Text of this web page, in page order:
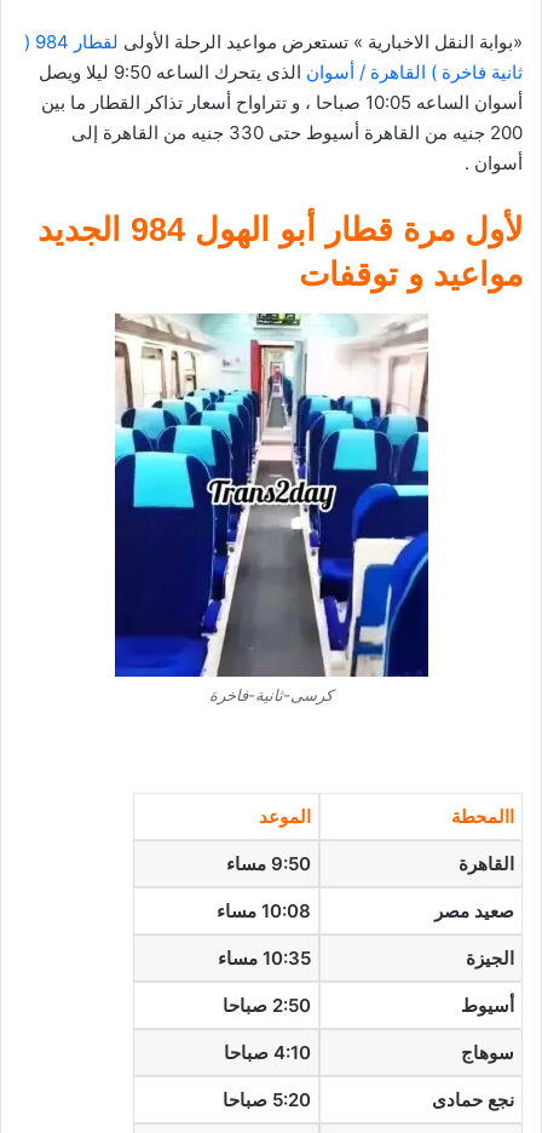
«بوابة النقل الاخبارية » تستعرض مواعيد الرحلة الأولى
لقطار 984 (
ثانية فاخرة ) القاهرة / أسوان
الذى يتحرك الساعه 9:50 ليلا ويصل
أسوان الساعه 10:05 صباحا ، و تتراواح أسعار تذاكر القطار ما بين
200 جنيه من القاهرة أسيوط حتى 330 جنيه من القاهرة إلى
أسوان .
لأول مرة قطار أبو الهول 984 الجديد
مواعيد و توقفات
كرسى-ثانية-فاخرة
االمحطة الموعد
القاهرة 9:50 مساء
صعيد مصر 10:08 مساء
الجيزة 10:35 مساء
أسيوط 2:50 صباحا
سوهاج 4:10 صباحا
نجع حمادى 5:20 صباحا